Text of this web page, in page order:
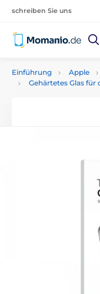
schreiben Sie uns
Einführung Apple
Gehärtetes Glas für